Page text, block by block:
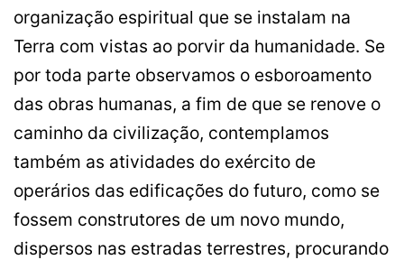
organização espiritual que se instalam na
Terra com vistas ao porvir da humanidade. Se
por toda parte observamos o esboroamento
das obras humanas, a fim de que se renove o
caminho da civilização, contemplamos
também as atividades do exército de
operários das edificações do futuro, como se
fossem construtores de um novo mundo,
dispersos nas estradas terrestres, procurando